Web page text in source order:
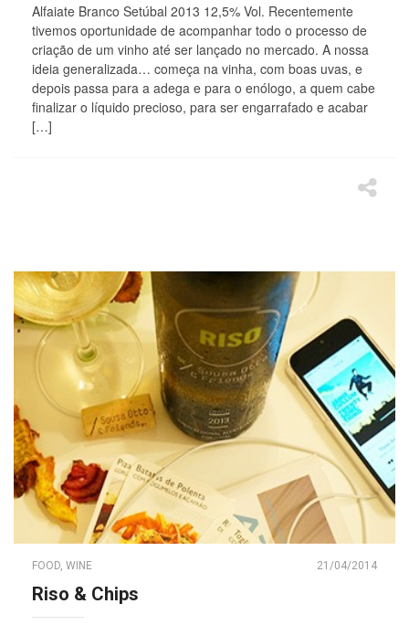
Alfaiate Branco Setúbal 2013 12,5% Vol. Recentemente
tivemos oportunidade de acompanhar todo o processo de
criação de um vinho até ser lançado no mercado. A nossa
ideia generalizada… começa na vinha, com boas uvas, e
depois passa para a adega e para o enólogo, a quem cabe
finalizar o líquido precioso, para ser engarrafado e acabar
[…]
FOOD, WINE 21/04/2014
Riso & Chips